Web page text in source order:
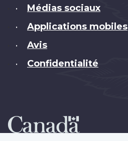
• Médias sociaux
• Applications mobiles
• Avis
• Confidentialité